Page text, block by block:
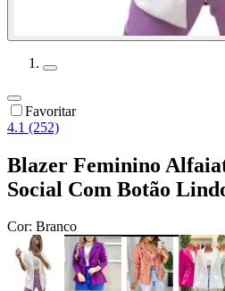
Favoritar
4.1 (252)
Blazer Feminino
Social Com Botão
Cor: Branco